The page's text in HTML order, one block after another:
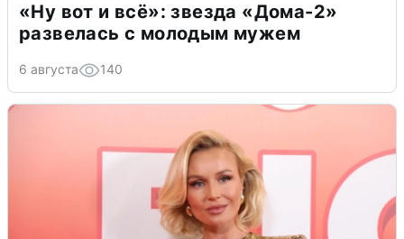
«Ну вот и всё»: звезда «Дома-2»
развелась с молодым мужем
6 августа 140